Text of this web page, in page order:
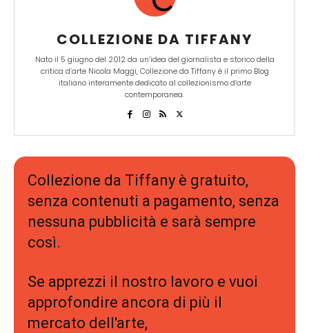
COLLEZIONE DA TIFFANY
Nato il 5 giugno del 2012 da un’idea del giornalista e storico della
critica d’arte Nicola Maggi, Collezione da Tiffany è il primo Blog
italiano interamente dedicato al collezionismo d’arte
contemporanea.
Collezione da Tiffany è gratuito,
senza contenuti a pagamento, senza
nessuna pubblicità e sarà sempre
così.
Se apprezzi il nostro lavoro e vuoi
approfondire ancora di più il
mercato dell'arte,